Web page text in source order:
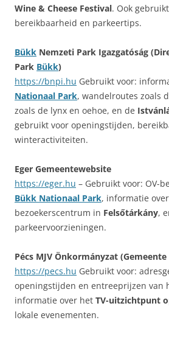
Wine & Cheese Festival. Ook
bereikbaarheid en parkeertips.
Bükk Nemzeti Park Igazgatóság
Park Bükk)
https://bnpi.hu Gebruikt voor:
Nationaal Park, wandelroutes zoals
zoals de lynx en oehoe, en de
gebruikt voor openingstijden,
winteractiviteiten.
Eger Gemeentewebsite
https://eger.hu – Gebruikt voor: OV-
Bükk Nationaal Park, informatie
bezoekerscentrum in Felsőtárkány,
parkeervoorzieningen.
Pécs MJV Önkormányzat (Gemeente
https://pecs.hu Gebruikt voor:
openingstijden en entreeprijzen van
informatie over het TV-uitzichtpunt
lokale evenementen.